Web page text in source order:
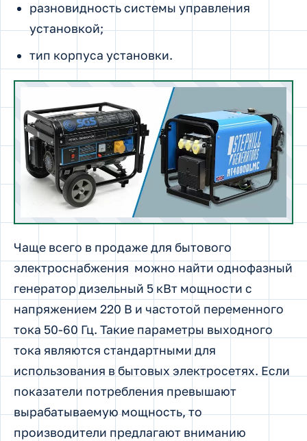
разновидность системы управления
установкой;
тип корпуса установки.
Чаще всего в продаже для бытового
электроснабжения можно найти однофазный
генератор дизельный 5 кВт мощности с
напряжением 220 В и частотой переменного
тока 50-60 Гц. Такие параметры выходного
тока являются стандартными для
использования в бытовых электросетях. Если
показатели потребления превышают
вырабатываемую мощность, то
производители предлагают вниманию